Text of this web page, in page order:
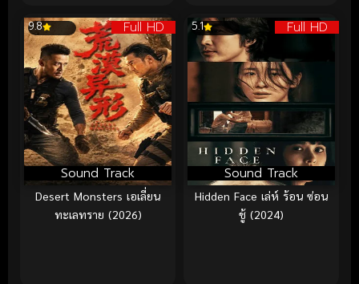
Full HD
Sound Track
9.8
Desert Monsters เอเลี่ยน
ทะเลทราย (2026)
Full HD
Sound Track
5.1
Hidden Face เล่ห์ ร้อน ซ่อน
ชู้ (2024)